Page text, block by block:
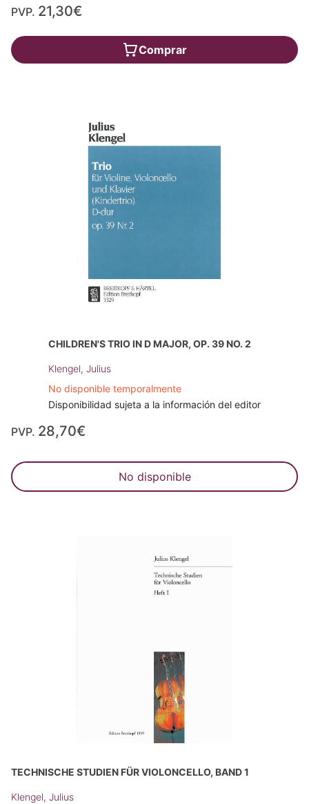
PVP. 21,30€
Comprar
CHILDREN'S TRIO IN D MAJOR, OP. 39 NO. 2
Klengel, Julius
No disponible temporalmente
Disponibilidad sujeta a la información del editor
PVP. 28,70€
No disponible
TECHNISCHE STUDIEN FÜR VIOLONCELLO, BAND 1
Klengel, Julius